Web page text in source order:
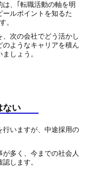
、｢転職活動の軸を明
ールポイントを知るた
。
次の会社でどう活かし
のようなキャリアを積ん
しょう。
はない
行いますが、中途採用の
多く、今までの社会人
します。